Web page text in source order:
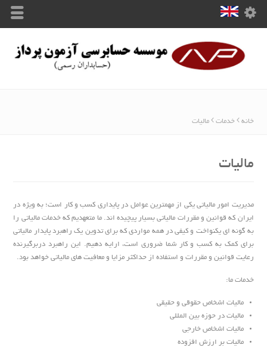
خانه خدمات مالیات
مالیات
مدیریت امور مالیاتی یکی از مهمترین عوامل در پایداری کسب و کار است؛ به ویژه در
ایران که قوانین و مقررات مالیاتی بسیار پیچیده اند. ما متعهدیم که خدمات مالیاتی را
به گونه ای یکنواخت و کیفی در همه مواردی که برای تدوین یک راهبرد پایدار مالیاتی
برای کمک به کسب و کار شما ضروری است، ارایه دهیم. این راهبرد دربرگیرنده
رعایت قوانین و مقررات و استفاده از حداکثر مزایا و معافیت های مالیاتی خواهد بود.
خدمات ما:
مالیات اشخاص حقوقی و حقیقی
مالیات در حوزه بین المللی
مالیات اشخاص خارجی
مالیات بر ارزش افزوده